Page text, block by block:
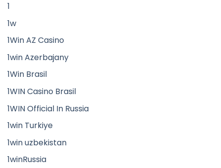
1
1w
1Win AZ Casino
1win Azerbajany
1Win Brasil
1WIN Casino Brasil
1WIN Official In Russia
1win Turkiye
1win uzbekistan
1winRussia